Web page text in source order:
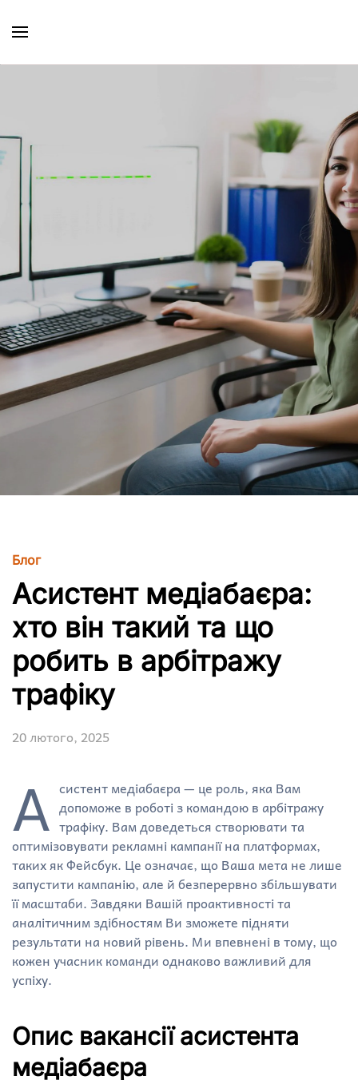
Блог
Асистент медіабаєра:
хто він такий та що
робить в арбітражу
трафіку
20 лютого, 2025
А систент медіабаєра — це роль, яка Вам
допоможе в роботі з командою в арбітражу
трафіку. Вам доведеться створювати та
оптимізовувати рекламні кампанії на платформах,
таких як Фейсбук. Це означає, що Ваша мета не лише
запустити кампанію, але й безперервно збільшувати
її масштаби. Завдяки Вашій проактивності та
аналітичним здібностям Ви зможете підняти
результати на новий рівень. Ми впевнені в тому, що
кожен учасник команди однаково важливий для
успіху.
Опис вакансії асистента
медіабаєра